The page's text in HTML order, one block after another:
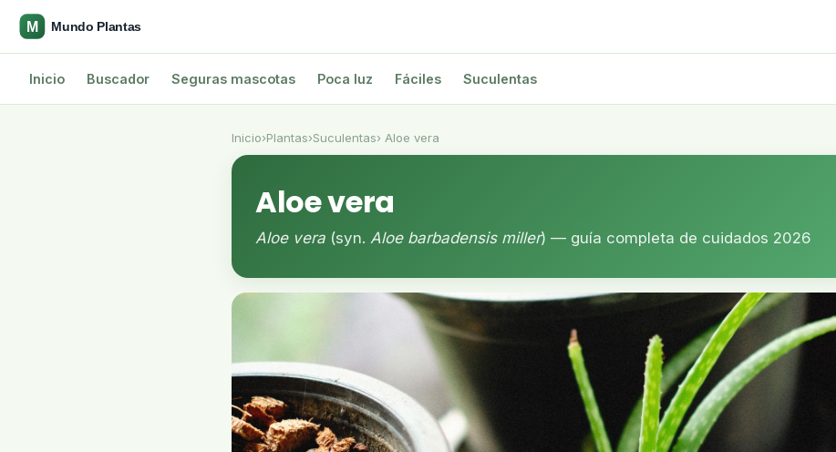
Inicio Buscador Seguras mascotas Poca luz Fáciles Suculentas
Inicio›Plantas›Suculentas› Aloe vera
Aloe vera
Aloe vera (syn. Aloe barbadensis miller) — guía completa de cuidados 2026